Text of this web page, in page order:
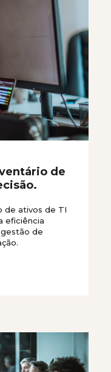
de
de ativos de TI
eficiência
gestão de